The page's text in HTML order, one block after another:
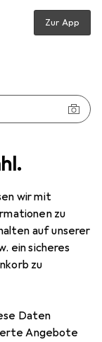
wir mit
zu
auf unserer
ein sicheres
zu
Daten
Angebote
Zur App
Zubehör Malerbedarf